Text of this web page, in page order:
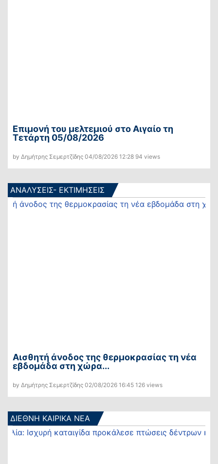
Επιμονή του μελτεμιού στο Αιγαίο τη
Τετάρτη 05/08/2026
by Δημήτρης Σεμερτζίδης 04/08/2026 12:28 94 views
ΑΝΑΛΥΣΕΙΣ- ΕΚΤΙΜΗΣΕΙΣ
Αισθητή άνοδος της θερμοκρασίας τη νέα
εβδομάδα στη χώρα...
by Δημήτρης Σεμερτζίδης 02/08/2026 16:45 126 views
ΔΙΕΘΝΗ ΚΑΙΡΙΚΑ ΝΕΑ